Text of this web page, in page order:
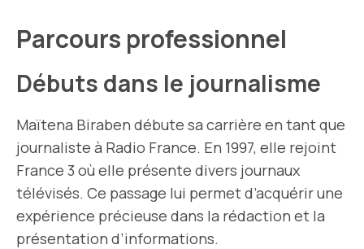
Parcours professionnel
Débuts dans le journalisme
Maïtena Biraben débute sa carrière en tant que
journaliste à Radio France. En 1997, elle rejoint
France 3 où elle présente divers journaux
télévisés. Ce passage lui permet d’acquérir une
expérience précieuse dans la rédaction et la
présentation d’informations.